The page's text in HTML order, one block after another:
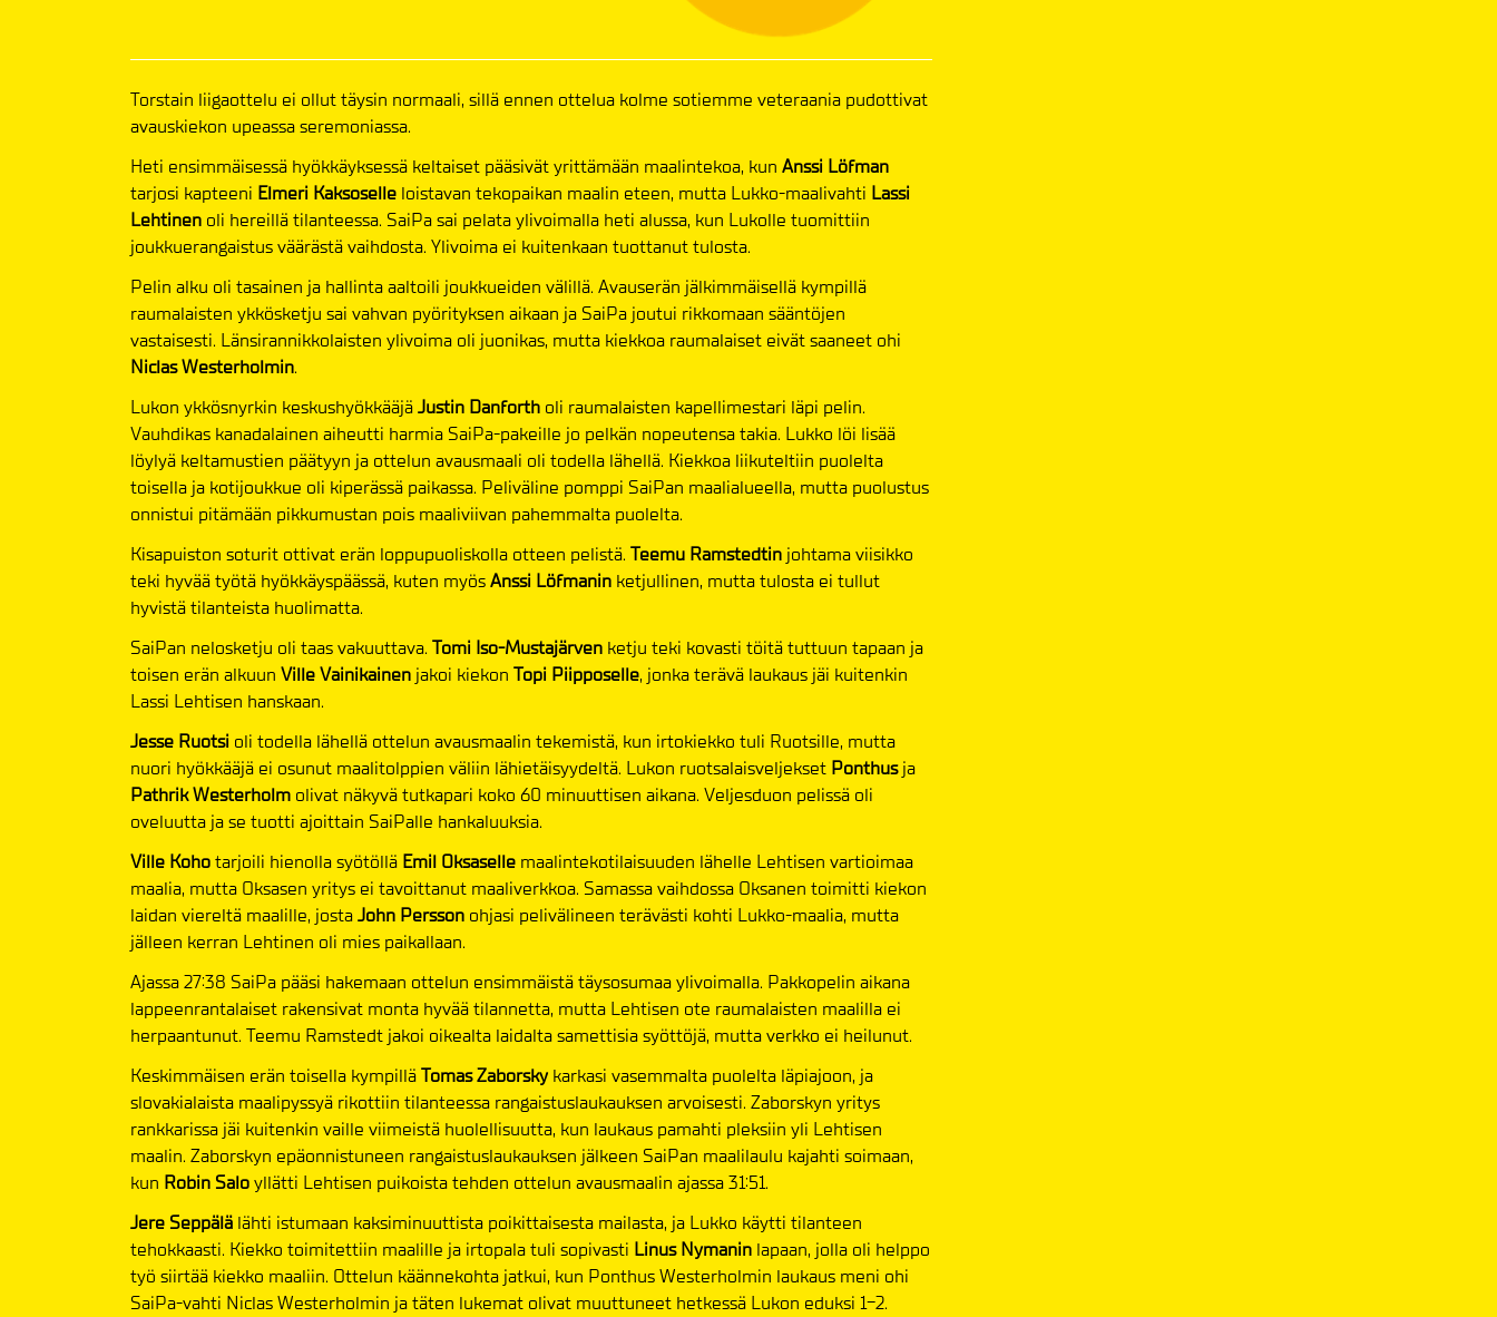
Torstain liigaottelu ei ollut täysin normaali, sillä ennen ottelua kolme sotiemme veteraania pudottivat
avauskiekon upeassa seremoniassa.
Heti ensimmäisessä hyökkäyksessä keltaiset pääsivät yrittämään maalintekoa, kun Anssi Löfman
tarjosi kapteeni Elmeri Kaksoselle loistavan tekopaikan maalin eteen, mutta Lukko-maalivahti Lassi
Lehtinen oli hereillä tilanteessa. SaiPa sai pelata ylivoimalla heti alussa, kun Lukolle tuomittiin
joukkuerangaistus väärästä vaihdosta. Ylivoima ei kuitenkaan tuottanut tulosta.
Pelin alku oli tasainen ja hallinta aaltoili joukkueiden välillä. Avauserän jälkimmäisellä kympillä
raumalaisten ykkösketju sai vahvan pyörityksen aikaan ja SaiPa joutui rikkomaan sääntöjen
vastaisesti. Länsirannikkolaisten ylivoima oli juonikas, mutta kiekkoa raumalaiset eivät saaneet ohi
Niclas Westerholmin.
Lukon ykkösnyrkin keskushyökkääjäJustin Danforth oli raumalaisten kapellimestari läpi pelin.
Vauhdikas kanadalainen aiheutti harmia SaiPa-pakeille jo pelkän nopeutensa takia. Lukko löi lisää
löylyä keltamustien päätyyn ja ottelun avausmaali oli todella lähellä. Kiekkoa liikuteltiin puolelta
toisella ja kotijoukkue oli kiperässä paikassa. Peliväline pomppi SaiPan maalialueella, mutta puolustus
onnistui pitämään pikkumustan pois maaliviivan pahemmalta puolelta.
Kisapuiston soturit ottivat erän loppupuoliskolla otteen pelistä. Teemu Ramstedtin johtama viisikko
teki hyvää työtä hyökkäyspäässä, kuten myösAnssi Löfmanin ketjullinen, mutta tulosta ei tullut
hyvistä tilanteista huolimatta.
SaiPan nelosketju oli taas vakuuttava. Tomi Iso-Mustajärven ketju teki kovasti töitä tuttuun tapaan ja
toisen erän alkuun Ville Vainikainen jakoi kiekon Topi Piipposelle, jonka terävä laukaus jäi kuitenkin
Lassi Lehtisen hanskaan.
Jesse Ruotsi oli todella lähellä ottelun avausmaalin tekemistä, kun irtokiekko tuli Ruotsille, mutta
nuori hyökkääjä ei osunut maalitolppien väliin lähietäisyydeltä. Lukon ruotsalaisveljekset Ponthusja
Pathrik Westerholm olivat näkyvä tutkapari koko 60 minuuttisen aikana. Veljesduon pelissä oli
oveluutta ja se tuotti ajoittain SaiPalle hankaluuksia.
Ville Kohotarjoili hienolla syötöllä Emil Oksaselle maalintekotilaisuuden lähelle Lehtisen vartioimaa
maalia, mutta Oksasen yritys ei tavoittanut maaliverkkoa. Samassa vaihdossa Oksanen toimitti kiekon
laidan viereltä maalille, jostaJohn Persson ohjasi pelivälineen terävästi kohti Lukko-maalia, mutta
jälleen kerran Lehtinen oli mies paikallaan.
Ajassa 27:38 SaiPa pääsi hakemaan ottelun ensimmäistä täysosumaa ylivoimalla. Pakkopelin aikana
lappeenrantalaiset rakensivat monta hyvää tilannetta, mutta Lehtisen ote raumalaisten maalilla ei
herpaantunut. Teemu Ramstedt jakoi oikealta laidalta samettisia syöttöjä, mutta verkko ei heilunut.
Keskimmäisen erän toisella kympilläTomas Zaborsky karkasi vasemmalta puolelta läpiajoon, ja
slovakialaista maalipyssyä rikottiin tilanteessa rangaistuslaukauksen arvoisesti. Zaborskyn yritys
rankkarissa jäi kuitenkin vaille viimeistä huolellisuutta, kun laukaus pamahti pleksiin yli Lehtisen
maalin. Zaborskyn epäonnistuneen rangaistuslaukauksen jälkeen SaiPan maalilaulu kajahti soimaan,
kun Robin Saloyllätti Lehtisen puikoista tehden ottelun avausmaalin ajassa 31:51.
Jere Seppälä lähti istumaan kaksiminuuttista poikittaisesta mailasta, ja Lukko käytti tilanteen
tehokkaasti. Kiekko toimitettiin maalille ja irtopala tuli sopivasti Linus Nymanin lapaan, jolla oli helppo
työ siirtää kiekko maaliin. Ottelun käännekohta jatkui, kun Ponthus Westerholmin laukaus meni ohi
SaiPa-vahti Niclas Westerholmin ja täten lukemat olivat muuttuneet hetkessä Lukon eduksi 1-2.